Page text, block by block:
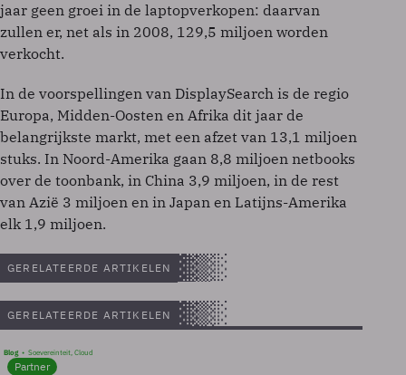
jaar geen groei in de laptopverkopen: daarvan
zullen er, net als in 2008, 129,5 miljoen worden
verkocht.
In de voorspellingen van DisplaySearch is de regio
Europa, Midden-Oosten en Afrika dit jaar de
belangrijkste markt, met een afzet van 13,1 miljoen
stuks. In Noord-Amerika gaan 8,8 miljoen netbooks
over de toonbank, in China 3,9 miljoen, in de rest
van Azië 3 miljoen en in Japan en Latijns-Amerika
elk 1,9 miljoen.
GERELATEERDE ARTIKELEN
GERELATEERDE ARTIKELEN
Blog Soevereinteit, Cloud
Partner